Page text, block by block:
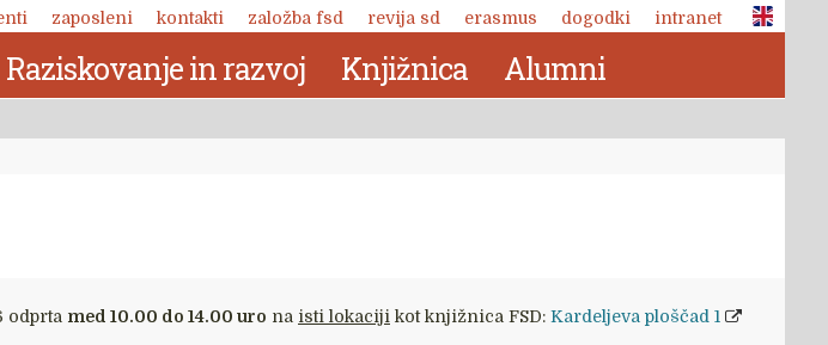
zaposleni kontakti založba fsd revija sd erasmus dogodki intranet
Raziskovanje in razvoj Knjižnica Alumni
odprta med 10.00 do 14.00 uro na isti lokaciji kot knjižnica FSD: Kardeljeva ploščad 1